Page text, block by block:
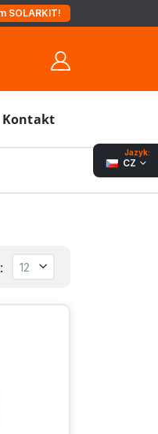
SOLARKIT!
Jazyk:
CZ
Kontakt